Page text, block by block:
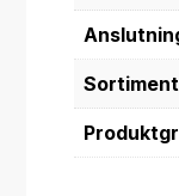
Sortiment